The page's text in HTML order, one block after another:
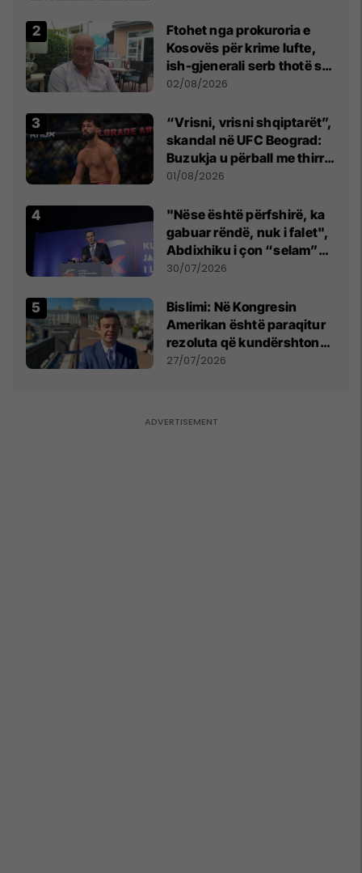
Ftohet nga prokuroria e
Kosovës për krime lufte,
ish-gjenerali serb thotë se
dikush e tradhtoi në
02/08/2026
“Vrisni, vrisni shqiptarët”,
skandal në UFC Beograd:
Buzukja u përball me thirrje
anti-shqiptare nga
01/08/2026
"Nëse është përfshirë, ka
gabuar rëndë, nuk i falet",
Abdixhiku i çon “selam”
Përparim Ramës
30/07/2026
Bislimi: Në Kongresin
Amerikan është paraqitur
rezoluta që kundërshton
mbajtjen e Asamblesë
27/07/2026